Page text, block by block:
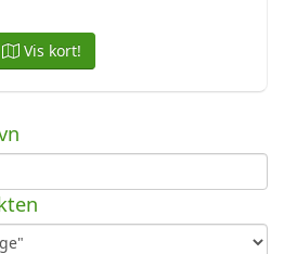
Vis kort!